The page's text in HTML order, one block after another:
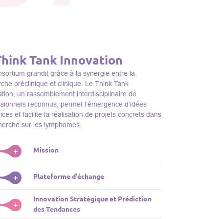
Tank Innovation
grandit grâce à la synergie entre la
préclinique et clinique. Le Think Tank
un rassemblement interdisciplinaire de
reconnus, permet l’émergence d’idées
et facilite la réalisation de projets concrets dans
sur les lymphomes.
+ Mission
Tank initie des projets, façonne des initiatives de
des porteurs et promeut l’unité parmi les
du consortium, jouant ainsi un rôle essentiel
promotion de la recherche sur les lymphomes.
+ Plateforme d'échange
Tank sert de plateforme dynamique pour
des plateformes technologiques et des
+
Innovation Stratégique et Prédiction
des Tendances